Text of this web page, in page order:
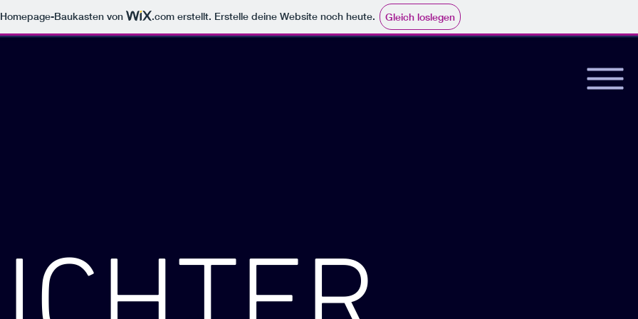
Baukasten von .com erstellt. Erstelle deine Website noch heute. Gleich loslegen